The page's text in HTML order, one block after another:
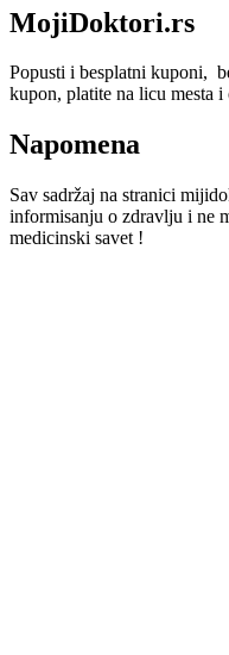
MojiDoktori.rs
Popusti i besplatni kuponi,
kupon, platite na licu mesta i
Napomena
Sav sadržaj na stranici
informisanju o zdravlju i ne
medicinski savet !